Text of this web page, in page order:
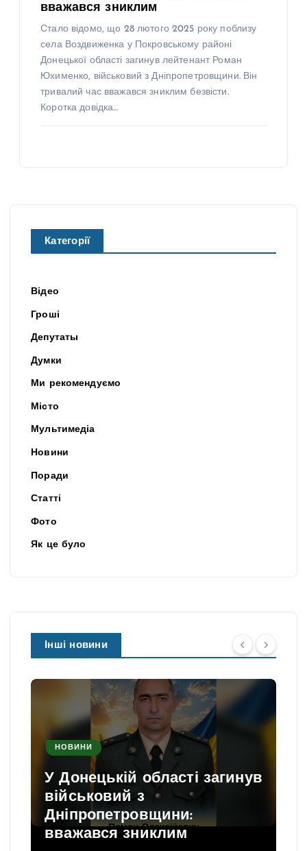
вважався зниклим
Стало відомо, що 28 лютого 2025 року поблизу
села Воздвиженка у Покровському районі
Донецької області загинув лейтенант Роман
Юхименко, військовий з Дніпропетровщини. Він
тривалий час вважався зниклим безвісти.
Коротка довідка…
Категорії
Відео
Гроші
Депутаты
Думки
Ми рекомендуємо
Місто
Мультимедіа
Новини
Поради
Статті
Фото
Як це було
Інші новини
НОВИНИ
У Донецькій області загинув
військовий з
Дніпропетровщини:
вважався зниклим